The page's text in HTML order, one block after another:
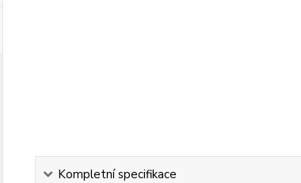
Kompletní specifikace